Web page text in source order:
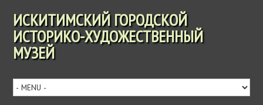
ИСКИТИМСКИЙ ГОРОДСКОЙ
ИСТОРИКО-ХУДОЖЕСТВЕННЫЙ
МУЗЕЙ